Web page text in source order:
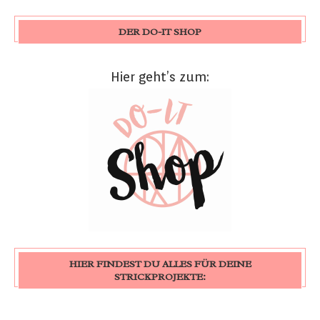
DER DO-IT SHOP
Hier geht’s zum:
HIER FINDEST DU ALLES FÜR DEINE
STRICKPROJEKTE: